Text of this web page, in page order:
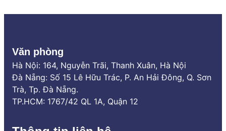
Văn phòng
Hà Nội: 164, Nguyễn Trãi, Thanh Xuân, Hà Nội
Đà Nẵng: Số 15 Lê Hữu Trác, P. An Hải Đông, Q. Sơn
Trà, Tp. Đà Nẵng.
TP.HCM: 1767/42 QL 1A, Quận 12